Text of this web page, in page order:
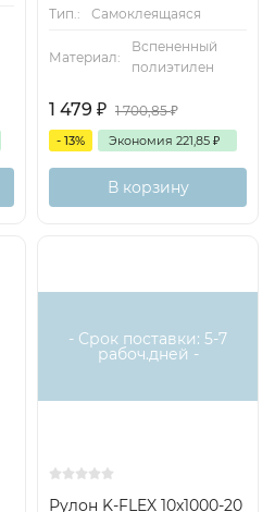
Тип.:
Самоклеящаяся
Материал:
Вспененный
полиэтилен
1 479 ₽ 1 700,85₽
- 13% Экономия 221,85 ₽
В корзину
- Срок поставки: 5-7
рабоч.дней -
Рулон K-FLEX 10x1000-20